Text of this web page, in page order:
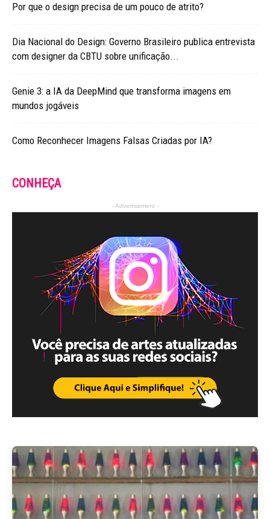
Por que o design precisa de um pouco de atrito?
Dia Nacional do Design: Governo Brasileiro publica entrevista
com designer da CBTU sobre unificação...
Genie 3: a IA da DeepMind que transforma imagens em
mundos jogáveis
Como Reconhecer Imagens Falsas Criadas por IA?
CONHEÇA
- Advertisement -